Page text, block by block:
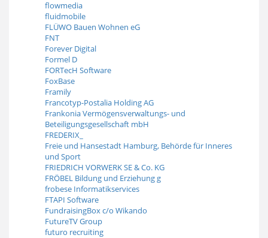
flowmedia
fluidmobile
FLÜWO Bauen Wohnen eG
FNT
Forever Digital
Formel D
FORTecH Software
FoxBase
Framily
Francotyp-Postalia Holding AG
Frankonia Vermögensverwaltungs- und
Beteiligungsgesellschaft mbH
FREDERIX_
Freie und Hansestadt Hamburg, Behörde für Inneres
und Sport
FRIEDRICH VORWERK SE & Co. KG
FRÖBEL Bildung und Erziehung g
frobese Informatikservices
FTAPI Software
FundraisingBox c/o Wikando
FutureTV Group
futuro recruiting